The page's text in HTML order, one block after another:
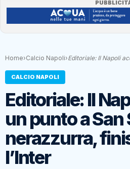
Home›Calcio Napoli›Editoriale: Il Napoli
CALCIO NAPOLI
Editoriale: Il
un punto a San
nerazzurra,
l’Inter